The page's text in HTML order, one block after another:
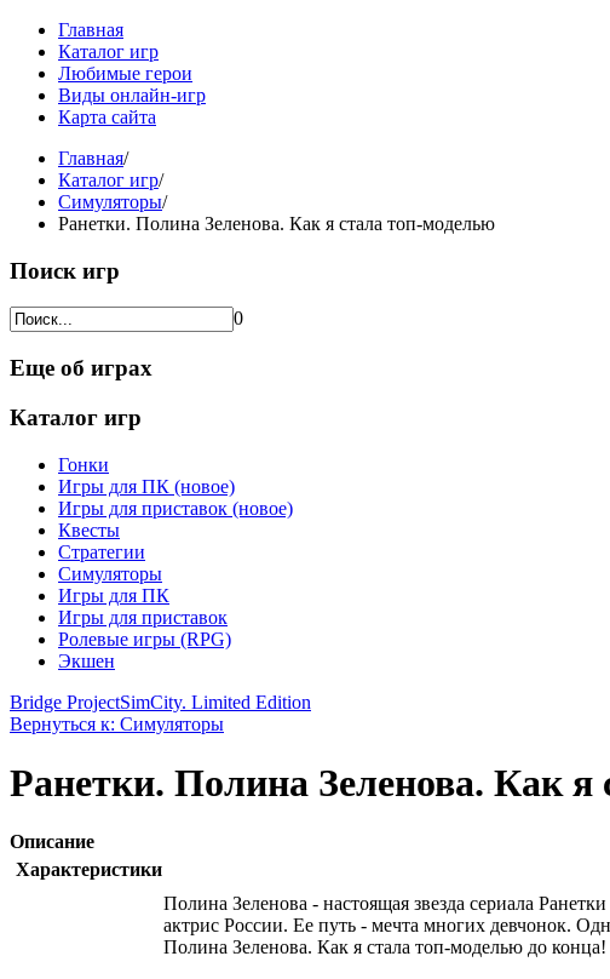
Главная
Каталог игр
Любимые герои
Виды онлайн-игр
Карта сайта
Главная/
Каталог игр/
Симуляторы/
Ранетки. Полина Зеленова. Как я стала топ-моделью
Поиск игр
0
Еще об играх
Каталог игр
Гонки
Игры для ПК (новое)
Игры для приставок (новое)
Квесты
Стратегии
Симуляторы
Игры для ПК
Игры для приставок
Ролевые игры (RPG)
Экшен
Bridge ProjectSimCity. Limited Edition
Вернуться к: Симуляторы
Ранетки. Полина Зеленова. Как я
Описание
Характеристики
Полина Зеленова - настоящая звезда сериала
актрис России. Ее путь - мечта многих девчонок.
Полина Зеленова. Как я стала топ-моделью до конца!